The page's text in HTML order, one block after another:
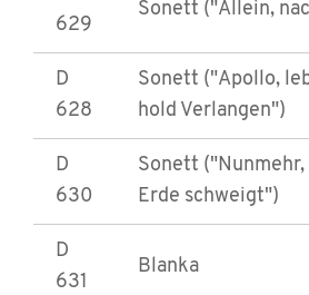
629
Sonett ("Allein,
D
628
Sonett ("Apollo,
hold Verlangen")
D
630
Sonett ("Nunmehr,
Erde schweigt")
D
631
Blanka